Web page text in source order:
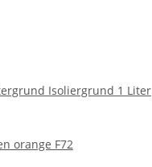
Isoliergrund 1 Liter